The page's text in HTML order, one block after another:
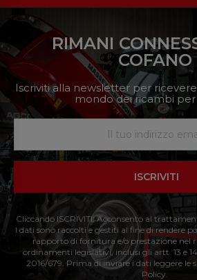
RIMANI
COFANO
Iscriviti alla newsletter per
mondo dei ricambi
ISCRIVITI
Cliccando ISCRIVITI: Acconsento al
I dati sono raccolti e gestiti al fine di rendere
rapporto di fornitura e/o prestazione nel
ordinamenti legislativi, inclusi gli artt. 13 e
2016/679. Prima di inviare i dati leggere le
Policy.